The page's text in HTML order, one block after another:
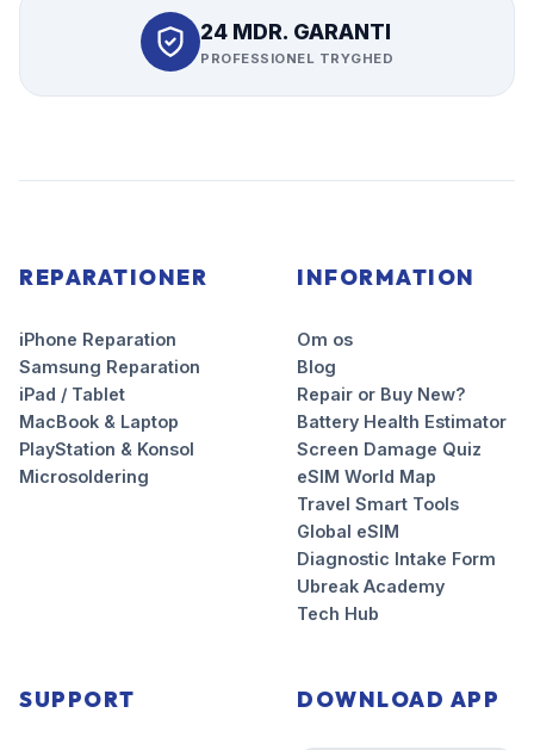
24 MDR. GARANTI
PROFESSIONEL TRYGHED
REPARATIONER
iPhone Reparation
Samsung Reparation
iPad / Tablet
MacBook & Laptop
PlayStation & Konsol
Microsoldering
INFORMATION
Om os
Blog
Repair or Buy New?
Battery Health Estimator
Screen Damage Quiz
eSIM World Map
Travel Smart Tools
Global eSIM
Diagnostic Intake Form
Ubreak Academy
Tech Hub
SUPPORT DOWNLOAD APP